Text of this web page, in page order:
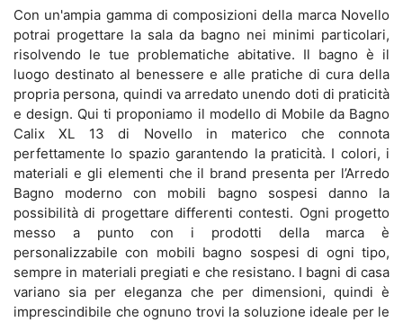
Con un'ampia gamma di composizioni della marca Novello
potrai progettare la sala da bagno nei minimi particolari,
risolvendo le tue problematiche abitative. Il bagno è il
luogo destinato al benessere e alle pratiche di cura della
propria persona, quindi va arredato unendo doti di praticità
e design. Qui ti proponiamo il modello di Mobile da Bagno
Calix XL 13 di Novello in materico che connota
perfettamente lo spazio garantendo la praticità. I colori, i
materiali e gli elementi che il brand presenta per l’Arredo
Bagno moderno con mobili bagno sospesi danno la
possibilità di progettare differenti contesti. Ogni progetto
messo a punto con i prodotti della marca è
personalizzabile con mobili bagno sospesi di ogni tipo,
sempre in materiali pregiati e che resistano. I bagni di casa
variano sia per eleganza che per dimensioni, quindi è
imprescindibile che ognuno trovi la soluzione ideale per le